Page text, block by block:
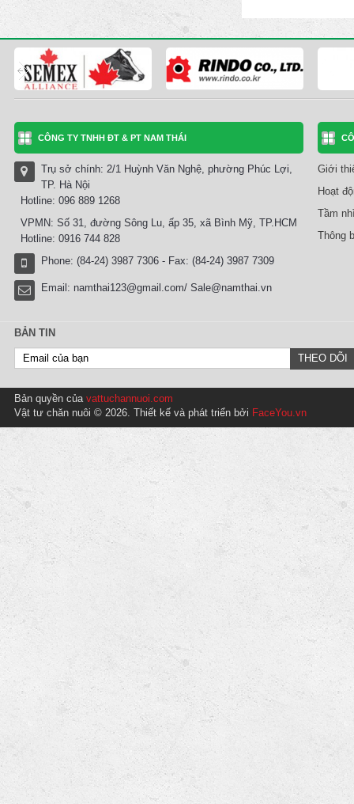
CÔNG TY TNHH ĐT & PT NAM THÁI
Trụ sở chính: 2/1 Huỳnh Văn Nghệ, phường Phúc Lợi,
TP. Hà Nội
Hotline: 096 889 1268
VPMN: Số 31, đường Sông Lu, ấp 35, xã Bình Mỹ, TP.HCM
Hotline: 0916 744 828
Phone: (84-24) 3987 7306 - Fax: (84-24) 3987 7309
Email: namthai123@gmail.com/ Sale@namthai.vn
Giới
Hoạt
Tầm
Thông
BẢN TIN
Bản quyền của vattuchannuoi.com
Vật tư chăn nuôi © 2026. Thiết kế và phát triển bởi FaceYou.vn